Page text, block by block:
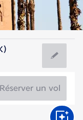
Réserver un vol